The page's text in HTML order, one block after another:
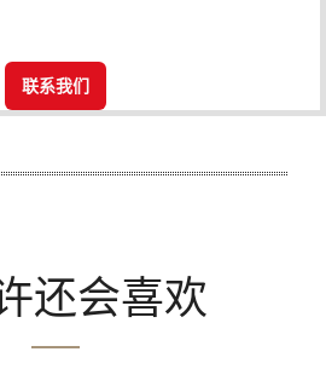
联系我们
还会喜欢